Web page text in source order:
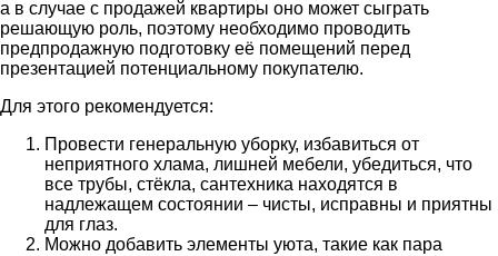
а в случае с продажей квартиры оно может сыграть
решающую роль, поэтому необходимо проводить
предпродажную подготовку её помещений перед
презентацией потенциальному покупателю.
Для этого рекомендуется:
Провести генеральную уборку, избавиться от
неприятного хлама, лишней мебели, убедиться, что
все трубы, стёкла, сантехника находятся в
надлежащем состоянии – чисты, исправны и приятны
для глаз.
Можно добавить элементы уюта, такие как пара